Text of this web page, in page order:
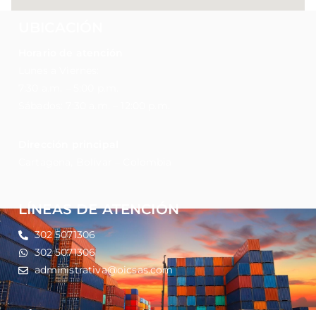
LÍNEAS DE ATENCIÓN
302 5071306
302 5071306
administrativa@oicsas.com